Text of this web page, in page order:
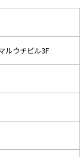
ルウチビル3F